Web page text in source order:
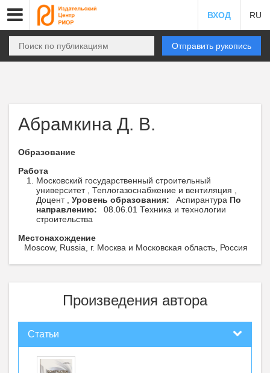
ВХОД RU
Отправить рукопись
Абрамкина Д. В.
Образование
Работа
Московский государственный строительный
университет , Теплогазоснабжение и вентиляция ,
Доцент , Уровень образования: Аспирантура По
направлению:
08.06.01 Техника и технологии
строительства
Местонахождение
Moscow, Russia, г. Москва и Московская область, Россия
Произведения автора
Статьи